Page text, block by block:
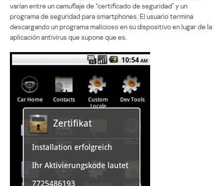
varían entre un camuflaje de “certificado de seguridad” y un
programa de seguridad para smartphones. El usuario termina
descargando un programa malicioso en su dispositivo en lugar de la
aplicación antivirus que supone que es.